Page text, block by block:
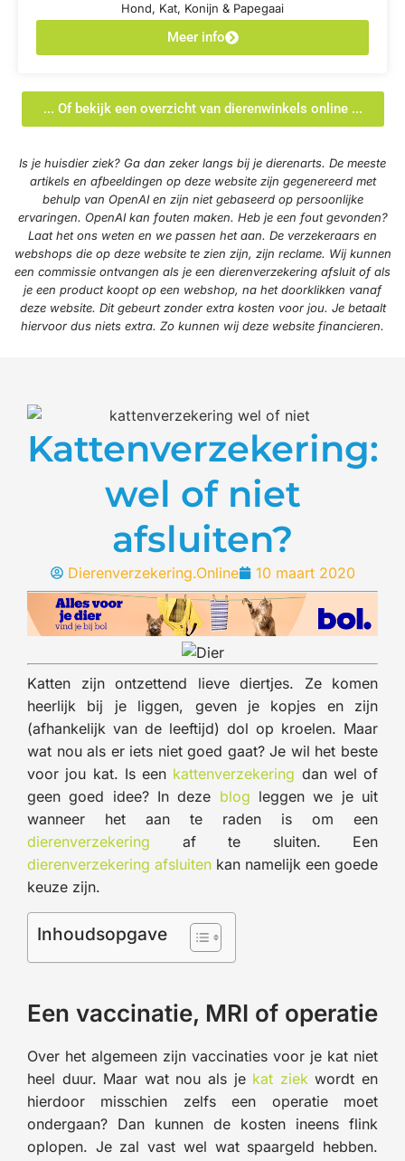
Hond, Kat, Konijn & Papegaai
Meer info
... Of bekijk een overzicht van dierenwinkels online ...
Is je huisdier ziek? Ga dan zeker langs bij je dierenarts. De meeste
artikels en afbeeldingen op deze website zijn gegenereerd met
behulp van OpenAI en zijn niet gebaseerd op persoonlijke
ervaringen. OpenAI kan fouten maken. Heb je een fout gevonden?
Laat het ons weten en we passen het aan. De verzekeraars en
webshops die op deze website te zien zijn, zijn reclame. Wij kunnen
een commissie ontvangen als je een dierenverzekering afsluit of als
je een product koopt op een webshop, na het doorklikken vanaf
deze website. Dit gebeurt zonder extra kosten voor jou. Je betaalt
hiervoor dus niets extra. Zo kunnen wij deze website financieren.
Kattenverzekering:
wel of niet
afsluiten?
Dierenverzekering.Online 10 maart 2020
Katten zijn ontzettend lieve diertjes. Ze komen
heerlijk bij je liggen, geven je kopjes en zijn
(afhankelijk van de leeftijd) dol op kroelen. Maar
wat nou als er iets niet goed gaat? Je wil het beste
voor jou kat. Is een kattenverzekering dan wel of
geen goed idee? In deze blog leggen we je uit
wanneer het aan te raden is om een
dierenverzekering af te sluiten. Een
dierenverzekering afsluiten kan namelijk een goede
keuze zijn.
Inhoudsopgave
Een vaccinatie, MRI of operatie
Over het algemeen zijn vaccinaties voor je kat niet
heel duur. Maar wat nou als je kat ziek wordt en
hierdoor misschien zelfs een operatie moet
ondergaan? Dan kunnen de kosten ineens flink
oplopen. Je zal vast wel wat spaargeld hebben.